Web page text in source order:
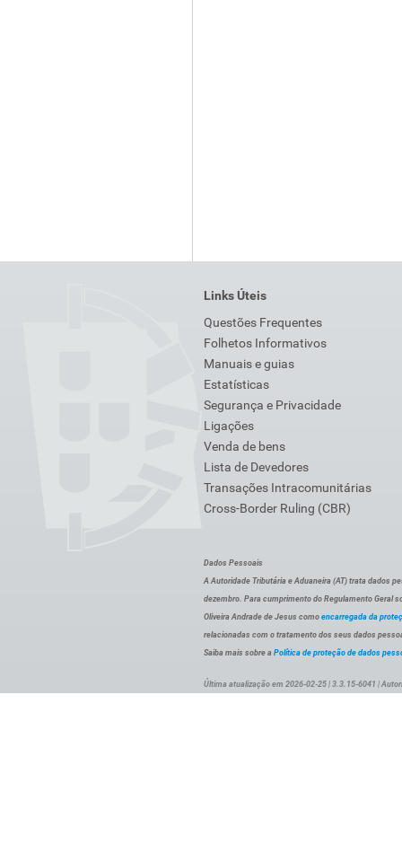
Links Úteis
Questões Frequentes
Folhetos Informativos
Manuais e guias
Estatísticas
Segurança e Privacidade
Ligações
Venda de bens
Lista de Devedores
Transações Intracomunitárias
Cross-Border Ruling (CBR)
Dados Pessoais
A Autoridade Tributária e Aduaneira (AT) trata dados
dezembro. Para cumprimento do Regulamento Geral
Oliveira Andrade de Jesus como encarregada da
relacionadas com o tratamento dos seus dados
Saiba mais sobre a Política de proteção de dados
Última atualização em 2026-02-25 | 3.3.15-6041 |